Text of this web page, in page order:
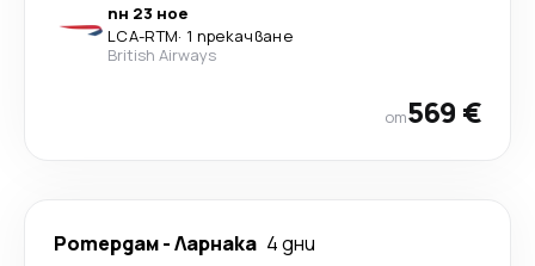
пн 23 ное
LCA-RTM· 1 прекачване
British Airways
от569 €
Ротердам-Ларнака 4 дни